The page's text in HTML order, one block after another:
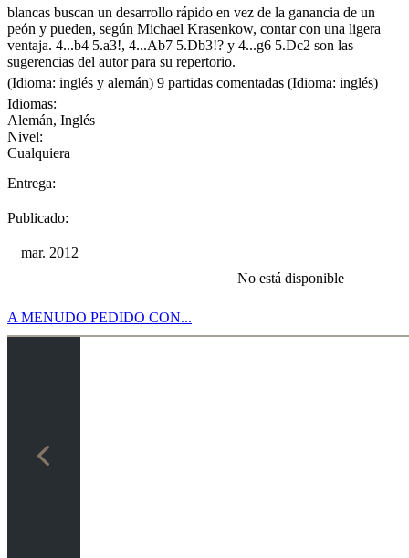
blancas buscan un desarrollo rápido en vez de la ganancia de un
peón y pueden, según Michael Krasenkow, contar con una ligera
ventaja. 4...b4 5.a3!, 4...Ab7 5.Db3!? y 4...g6 5.Dc2 son las
sugerencias del autor para su repertorio.
(Idioma: inglés y alemán) 9 partidas comentadas (Idioma: inglés)
Idiomas:
Alemán, Inglés
Nivel:
Cualquiera
Entrega:
Publicado:
mar. 2012
No está disponible
A MENUDO PEDIDO CON...